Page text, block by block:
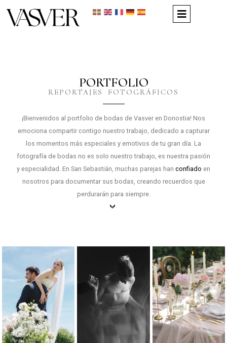
PORTFOLIO
REPORTAJES FOTOGRÁFICOS
¡Bienvenidos al portfolio de bodas de Vasver en Donostia! Nos
emociona compartir contigo nuestro trabajo, dedicado a capturar
los momentos más especiales y emotivos de tu gran día. La
fotografía de bodas no es solo nuestro trabajo, es nuestra pasión
y especialidad. En San Sebastián, muchas parejas han confiado en
nosotros para documentar sus bodas, creando recuerdos que
perdurarán para siempre.